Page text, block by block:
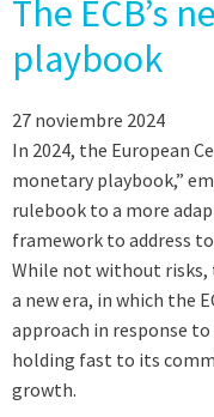
The ECB’s
playbook
27 noviembre 2024
In 2024, the European
monetary playbook,”
rulebook to a more
framework to address
While not without risks,
a new era, in which the
approach in response
holding fast to its
growth.